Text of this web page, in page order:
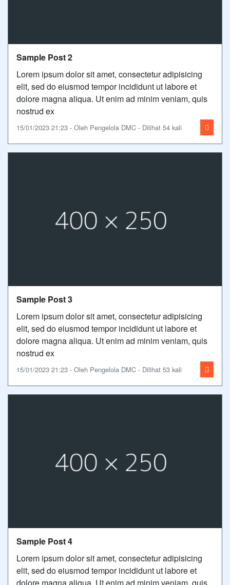
Sample Post 2
Lorem ipsum dolor sit amet, consectetur adipisicing
elit, sed do eiusmod tempor incididunt ut labore et
dolore magna aliqua. Ut enim ad minim veniam, quis
nostrud ex
15/01/2023 21:23 - Oleh Pengelola DMC - Dilihat 54 kali
Sample Post 3
Lorem ipsum dolor sit amet, consectetur adipisicing
elit, sed do eiusmod tempor incididunt ut labore et
dolore magna aliqua. Ut enim ad minim veniam, quis
nostrud ex
15/01/2023 21:23 - Oleh Pengelola DMC - Dilihat 53 kali
Sample Post 4
Lorem ipsum dolor sit amet, consectetur adipisicing
elit, sed do eiusmod tempor incididunt ut labore et